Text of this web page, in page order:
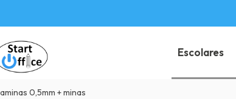
Escolares
0,5mm + minas